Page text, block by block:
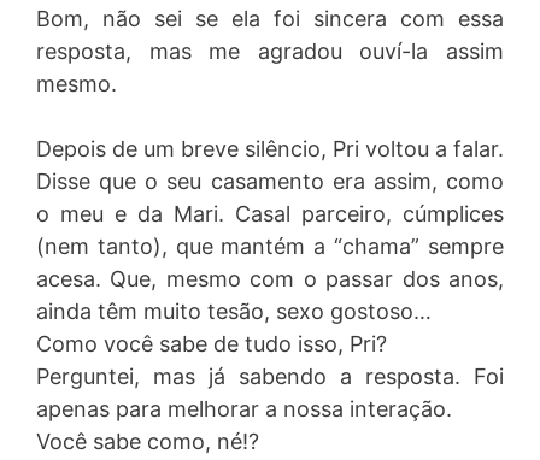
Bom, não sei se ela foi sincera com essa
resposta, mas me agradou ouví-la assim
mesmo.
Depois de um breve silêncio, Pri voltou a falar.
Disse que o seu casamento era assim, como
o meu e da Mari. Casal parceiro, cúmplices
(nem tanto), que mantém a “chama” sempre
acesa. Que, mesmo com o passar dos anos,
ainda têm muito tesão, sexo gostoso…
Como você sabe de tudo isso, Pri?
Perguntei, mas já sabendo a resposta. Foi
apenas para melhorar a nossa interação.
Você sabe como, né!?